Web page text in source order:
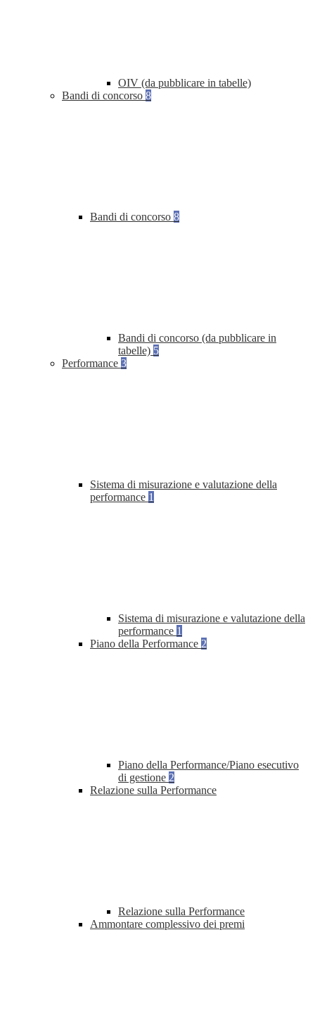
OIV (da pubblicare in tabelle)
Bandi di concorso 8
Bandi di concorso 8
Bandi di concorso (da pubblicare in
tabelle) 5
Performance 3
Sistema di misurazione e valutazione della
performance 1
Sistema di misurazione e valutazione della
performance 1
Piano della Performance 2
Piano della Performance/Piano esecutivo
di gestione 2
Relazione sulla Performance
Relazione sulla Performance
Ammontare complessivo dei premi